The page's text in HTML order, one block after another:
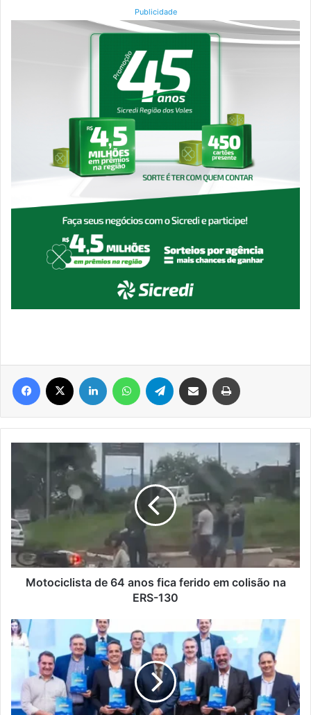
Publicidade
Facebook Linkedin WhatsAppTelegram Compartilhar via e-mail
fica
ferido
em
colisão
na
ERS-Motociclista de 64 anos fica ferido em colisão na
ERS-130
Encantado
vence
prêmio
estadual
Sebrae